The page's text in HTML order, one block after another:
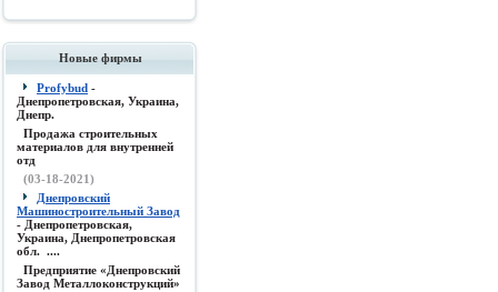
Новые фирмы
Profybud -
Днепропетровская, Украина,
Днепр.
Продажа строительных
материалов для внутренней
отд
(03-18-2021)
Днепровский
Машиностроительный Завод
- Днепропетровская,
Украина, Днепропетровская
обл. ....
Предприятие «Днепровский
Завод Металлоконструкций»